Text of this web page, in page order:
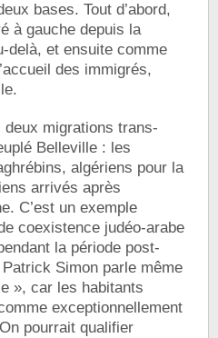
bases. Tout d’abord,
à gauche depuis la
delà, et ensuite comme
des immigrés,
deux migrations trans-
Belleville : les
algériens pour la
arrivés après
C’est un exemple
coexistence judéo-arabe
la période post-
Simon parle même
», car les habitants
exceptionnellement
pourrait qualifier